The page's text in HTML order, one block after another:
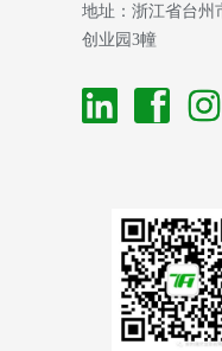
地址：浙江省台州
创业园3幢